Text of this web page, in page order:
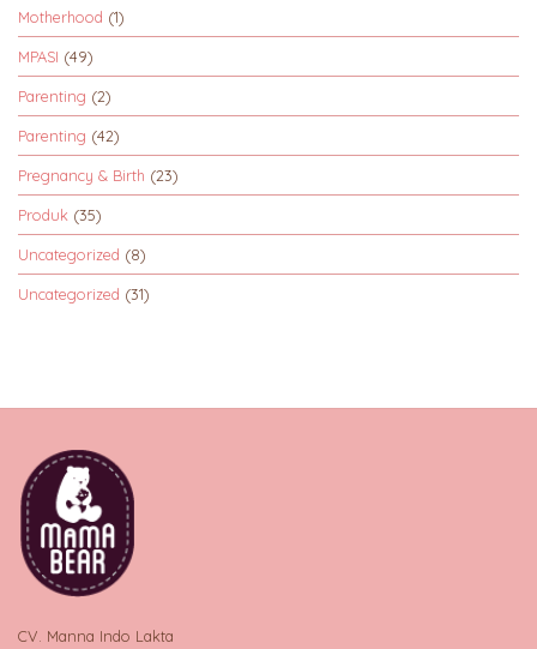
Motherhood (1)
MPASI (49)
Parenting (2)
Parenting (42)
Pregnancy & Birth (23)
Produk (35)
Uncategorized (8)
Uncategorized (31)
CV. Manna Indo Lakta